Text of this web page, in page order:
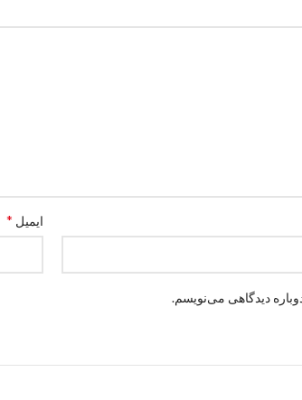
ایمیل *
دیدگاهی می‌نویسم.